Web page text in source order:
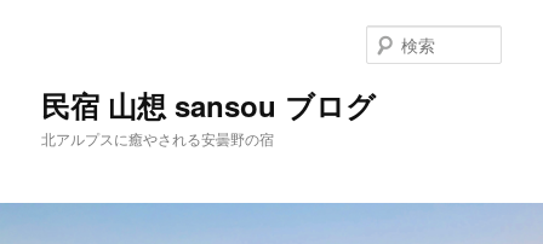
民宿 山想 sansou ブログ
北アルプスに癒やされる安曇野の宿
索